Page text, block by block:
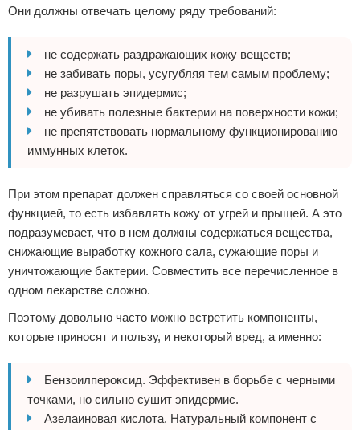
Они должны отвечать целому ряду требований:
не содержать раздражающих кожу веществ;
не забивать поры, усугубляя тем самым проблему;
не разрушать эпидермис;
не убивать полезные бактерии на поверхности кожи;
не препятствовать нормальному функционированию
иммунных клеток.
При этом препарат должен справляться со своей основной
функцией, то есть избавлять кожу от угрей и прыщей. А это
подразумевает, что в нем должны содержаться вещества,
снижающие выработку кожного сала, сужающие поры и
уничтожающие бактерии. Совместить все перечисленное в
одном лекарстве сложно.
Поэтому довольно часто можно встретить компоненты,
которые приносят и пользу, и некоторый вред, а именно:
Бензоилпероксид. Эффективен в борьбе с черными
точками, но сильно сушит эпидермис.
Азелаиновая кислота. Натуральный компонент с